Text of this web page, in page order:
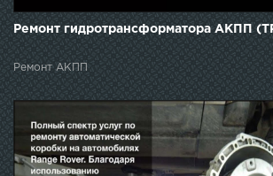
Ремонт гидротрансформатора АКПП
Ремонт АКПП